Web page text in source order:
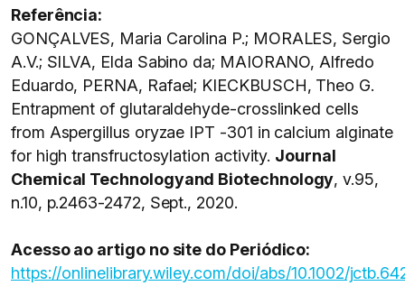
Referência:
GONÇALVES, Maria Carolina P.; MORALES, Sergio
A.V.; SILVA, Elda Sabino da; MAIORANO, Alfredo
Eduardo, PERNA, Rafael; KIECKBUSCH, Theo G.
Entrapment of glutaraldehyde-crosslinked cells
from Aspergillus oryzae IPT -301 in calcium alginate
for high transfructosylation activity. Journal
Chemical Technologyand Biotechnology, v.95,
n.10, p.2463-2472, Sept., 2020.
Acesso ao artigo no site do Periódico:
https://onlinelibrary.wiley.com/doi/abs/10.1002/